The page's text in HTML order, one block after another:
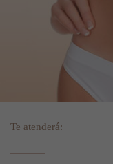
Te atenderá: